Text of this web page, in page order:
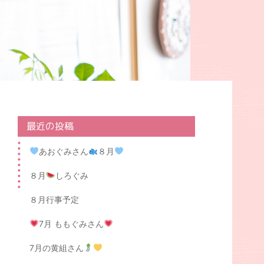
最近の投稿
あおぐみさん ８月
８月 しろぐみ
８月行事予定
7月 ももぐみさん
7月の黄組さん